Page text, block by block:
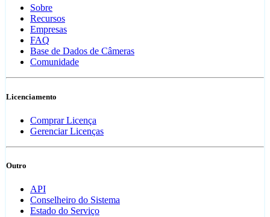
Sobre
Recursos
Empresas
FAQ
Base de Dados de Câmeras
Comunidade
Licenciamento
Comprar Licença
Gerenciar Licenças
Outro
API
Conselheiro do Sistema
Estado do Serviço